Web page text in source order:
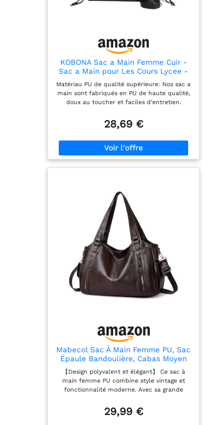
KOBONA Sac a Main Femme Cuir -
Sac a Main pour Les Cours Lycee -
Grand Vintage City Bag Sacs à
bandoulière Fourre Tout Femme
pour le travail et les voyages
Matériau PU de qualité supérieure: Nos sac a
main sont fabriqués en PU de haute qualité,
doux au toucher et faciles d'entretien.
main utilitaires alliant style et fonctionnalité
Design raffiné: Doté de coutures lisses et
rétro et des fermetures éclair robustes pour
plus de sécurité Dimensions spacieuses: Ce
portefeuille, votre rouge à lèvres et vos clés.
Sac à main idéal pour le quotidien Utilisation
polyvalente: Ces Sac à bandoulière sont
parfaits pour le shopping, les rendez-vous,
les trajets quotidiens, les voyages, les
vacances, les fêtes et le travail, ce qui en fait
des sacs à main utilitaires idéaux pour
diverses occasions Cadeau idéal: Ce sac à
main est un excellent cadeau pour Noël, la
Saint-Valentin, les anniversaires, la fête des
Mères, Thanksgiving et les anniversaires de
mariage. Un cadeau attentionné pour vos
amies, vos petites amies, vos épouses et vos
28,69 €
Mabecol Sac À Main Femme PU, Sac
Épaule Bandoulière, Cabas Moyen
Marron Café
【Design polyvalent et élégant】 Ce sac à
main femme PU combine style vintage et
fonctionnalité moderne. Avec sa grande
sorties ou les voyages, offrant une touche
chic à toutes vos tenues 【Design spacieux et
29,99 €